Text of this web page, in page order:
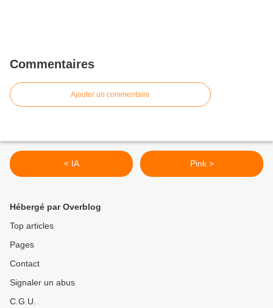
Commentaires
Ajouter un commentaire
< IA Pink >
Hébergé par Overblog
Top articles
Pages
Contact
Signaler un abus
C.G.U.